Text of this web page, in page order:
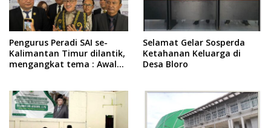
Pengurus Peradi SAI se-
Kalimantan Timur dilantik,
mengangkat tema : Awal
Selamat Gelar Sosperda
Ketahanan Keluarga di
Desa Bloro